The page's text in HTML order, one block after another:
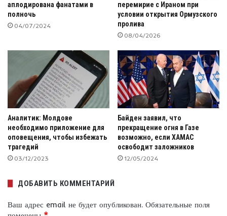
аплодирована фанатами в
полночь
04/07/2024
перемирие с Ираном при
условии открытия Ормузского
пролива
08/04/2026
Аналитик: Молдове
необходимо приложение для
оповещения, чтобы избежать
трагедий
03/12/2023
Байден заявил, что
прекращение огня в Газе
возможно, если ХАМАС
освободит заложников
12/05/2024
ДОБАВИТЬ КОММЕНТАРИЙ
Ваш адрес email не будет опубликован. Обязательные поля